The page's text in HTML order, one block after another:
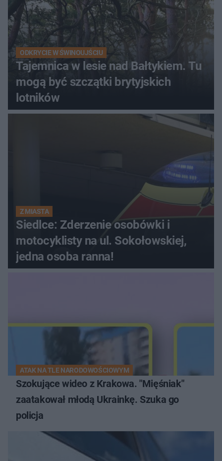
ODKRYCIE W ŚWINOUJŚCIU
Tajemnica w lesie nad Bałtykiem. Tu
mogą być szczątki brytyjskich
lotników
Z MIASTA
Siedlce: Zderzenie osobówki i
motocyklisty na ul. Sokołowskiej,
jedna osoba ranna!
ATAK NA TLE NARODOWOŚCIOWYM
Szokujące wideo z Krakowa. "Mięśniak"
zaatakował młodą Ukrainkę. Szuka go
policja